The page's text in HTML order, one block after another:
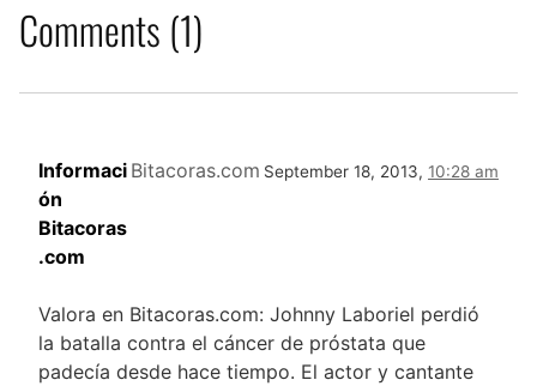
Comments (1)
Bitacoras.com September 18, 2013, 10:28 am
Informaci
ón
Bitacoras
.com
Valora en Bitacoras.com: Johnny Laboriel perdió
la batalla contra el cáncer de próstata que
padecía desde hace tiempo. El actor y cantante